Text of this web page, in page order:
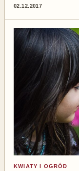
02.12.2017
KWIATY I OGRÓD